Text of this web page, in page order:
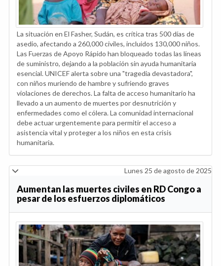
La situación en El Fasher, Sudán, es crítica tras 500 días de
asedio, afectando a 260,000 civiles, incluidos 130,000 niños.
Las Fuerzas de Apoyo Rápido han bloqueado todas las líneas
de suministro, dejando a la población sin ayuda humanitaria
esencial. UNICEF alerta sobre una "tragedia devastadora",
con niños muriendo de hambre y sufriendo graves
violaciones de derechos. La falta de acceso humanitario ha
llevado a un aumento de muertes por desnutrición y
enfermedades como el cólera. La comunidad internacional
debe actuar urgentemente para permitir el acceso a
asistencia vital y proteger a los niños en esta crisis
humanitaria.
Lunes 25 de agosto de 2025
Aumentan las muertes civiles en RD Congo a
pesar de los esfuerzos diplomáticos